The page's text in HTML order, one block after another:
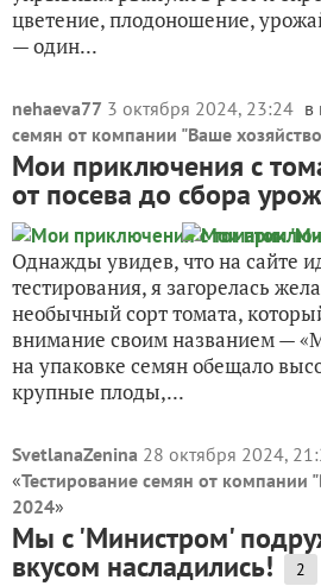
цветение, плодоношение,
— один...
nehaeva77 3 октября 2024, 23:24 в
семян от компании "Ваше
Мои приключения с
от посева до сбора
Однажды увидев, что на сайте
тестирования, я загорелась
необычный сорт томата,
внимание своим названием —
на упаковке семян обещало
крупные плоды,...
SvetlanaZenina 28 октября 2024,
«Тестирование семян от компании
2024»
Мы с 'Министром'
вкусом насладились! 2